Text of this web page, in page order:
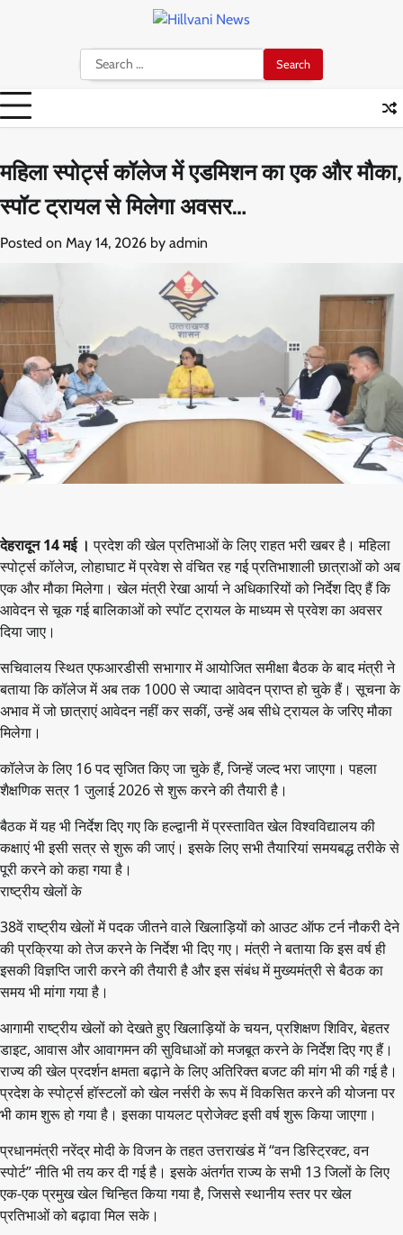
Search
for:
महिला स्पोर्ट्स कॉलेज में एडमिशन का एक और मौका,
स्पॉट ट्रायल से मिलेगा अवसर…
Posted on May 14, 2026 by admin
देहरादून 14 मई । प्रदेश की खेल प्रतिभाओं के लिए राहत भरी खबर है। महिला
स्पोर्ट्स कॉलेज, लोहाघाट में प्रवेश से वंचित रह गई प्रतिभाशाली छात्राओं को अब
एक और मौका मिलेगा। खेल मंत्री रेखा आर्या ने अधिकारियों को निर्देश दिए हैं कि
आवेदन से चूक गई बालिकाओं को स्पॉट ट्रायल के माध्यम से प्रवेश का अवसर
दिया जाए।
सचिवालय स्थित एफआरडीसी सभागार में आयोजित समीक्षा बैठक के बाद मंत्री ने
बताया कि कॉलेज में अब तक 1000 से ज्यादा आवेदन प्राप्त हो चुके हैं। सूचना के
अभाव में जो छात्राएं आवेदन नहीं कर सकीं, उन्हें अब सीधे ट्रायल के जरिए मौका
मिलेगा।
कॉलेज के लिए 16 पद सृजित किए जा चुके हैं, जिन्हें जल्द भरा जाएगा। पहला
शैक्षणिक सत्र 1 जुलाई 2026 से शुरू करने की तैयारी है।
बैठक में यह भी निर्देश दिए गए कि हल्द्वानी में प्रस्तावित खेल विश्वविद्यालय की
कक्षाएं भी इसी सत्र से शुरू की जाएं। इसके लिए सभी तैयारियां समयबद्ध तरीके से
पूरी करने को कहा गया है।
राष्ट्रीय खेलों के
38वें राष्ट्रीय खेलों में पदक जीतने वाले खिलाड़ियों को आउट ऑफ टर्न नौकरी देने
की प्रक्रिया को तेज करने के निर्देश भी दिए गए। मंत्री ने बताया कि इस वर्ष ही
इसकी विज्ञप्ति जारी करने की तैयारी है और इस संबंध में मुख्यमंत्री से बैठक का
समय भी मांगा गया है।
आगामी राष्ट्रीय खेलों को देखते हुए खिलाड़ियों के चयन, प्रशिक्षण शिविर, बेहतर
डाइट, आवास और आवागमन की सुविधाओं को मजबूत करने के निर्देश दिए गए हैं।
राज्य की खेल प्रदर्शन क्षमता बढ़ाने के लिए अतिरिक्त बजट की मांग भी की गई है।
प्रदेश के स्पोर्ट्स हॉस्टलों को खेल नर्सरी के रूप में विकसित करने की योजना पर
भी काम शुरू हो गया है। इसका पायलट प्रोजेक्ट इसी वर्ष शुरू किया जाएगा।
प्रधानमंत्री नरेंद्र मोदी के विजन के तहत उत्तराखंड में “वन डिस्ट्रिक्ट, वन
स्पोर्ट” नीति भी तय कर दी गई है। इसके अंतर्गत राज्य के सभी 13 जिलों के लिए
एक-एक प्रमुख खेल चिन्हित किया गया है, जिससे स्थानीय स्तर पर खेल
प्रतिभाओं को बढ़ावा मिल सके।